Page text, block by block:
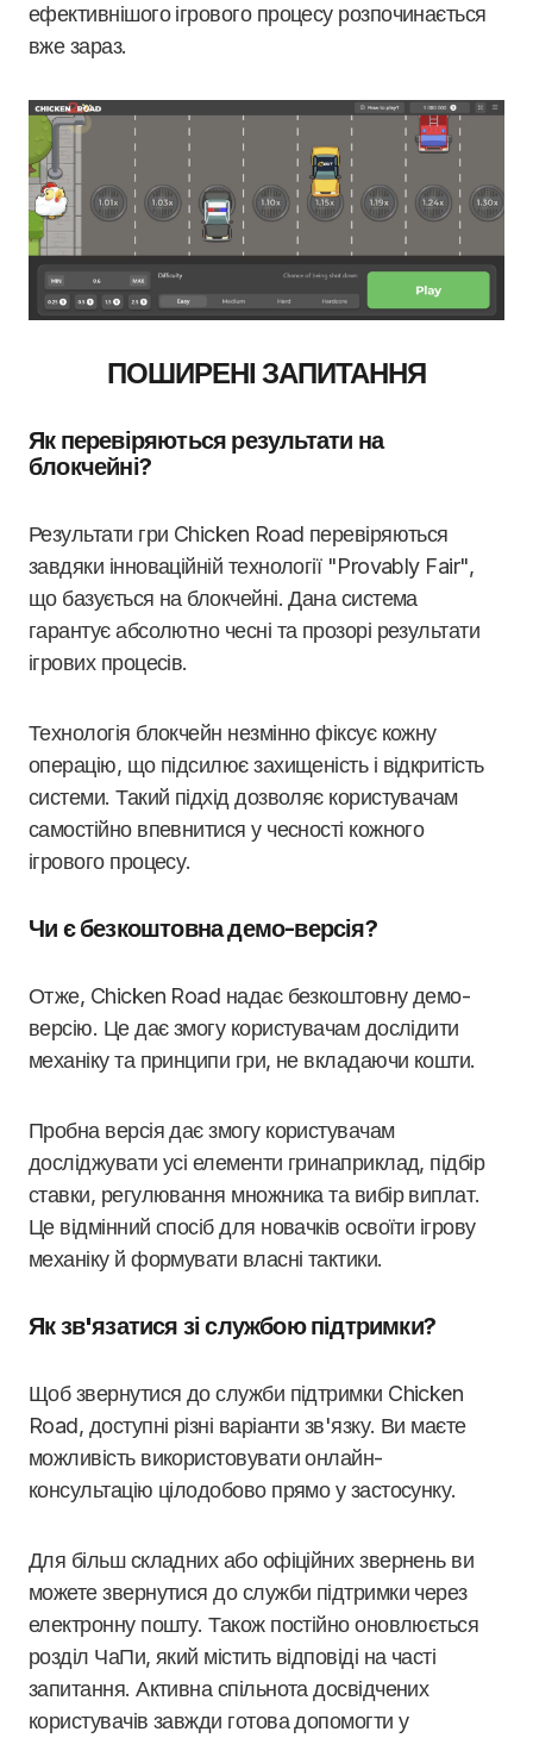
ефективнішого ігрового процесу розпочинається
вже зараз.
ПОШИРЕНІ ЗАПИТАННЯ
Як перевіряються результати на
блокчейні?
Результати гри Chicken Road перевіряються
завдяки інноваційній технології "Provably Fair",
що базується на блокчейні. Дана система
гарантує абсолютно чесні та прозорі результати
ігрових процесів.
Технологія блокчейн незмінно фіксує кожну
операцію, що підсилює захищеність і відкритість
системи. Такий підхід дозволяє користувачам
самостійно впевнитися у чесності кожного
ігрового процесу.
Чи є безкоштовна демо-версія?
Отже, Chicken Road надає безкоштовну демо-
версію. Це дає змогу користувачам дослідити
механіку та принципи гри, не вкладаючи кошти.
Пробна версія дає змогу користувачам
досліджувати усі елементи гринаприклад, підбір
ставки, регулювання множника та вибір виплат.
Це відмінний спосіб для новачків освоїти ігрову
механіку й формувати власні тактики.
Як зв'язатися зі службою підтримки?
Щоб звернутися до служби підтримки Chicken
Road, доступні різні варіанти зв'язку. Ви маєте
можливість використовувати онлайн-
консультацію цілодобово прямо у застосунку.
Для більш складних або офіційних звернень ви
можете звернутися до служби підтримки через
електронну пошту. Також постійно оновлюється
розділ ЧаПи, який містить відповіді на часті
запитання. Активна спільнота досвідчених
користувачів завжди готова допомогти у